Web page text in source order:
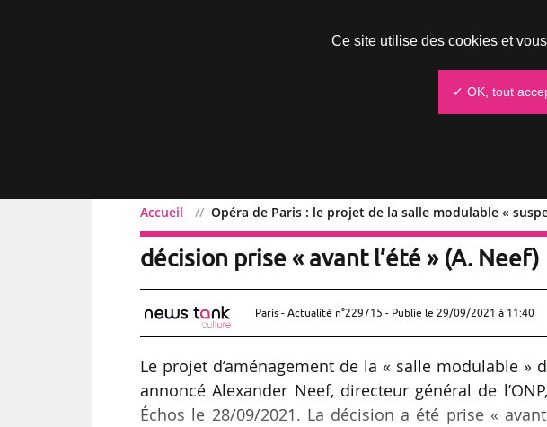
Accueil Opéra de Paris : le projet de la salle modulable «
Opéra de Paris : le projet de la salle
décision prise « avant l’été » (A. Neef)
Paris - Actualité n°229715 - Publié le 29/09/2021 à 11:40
Le projet d’aménagement de la « salle modulable »
annoncé Alexander Neef, directeur général de
Échos le 28/09/2021. La décision a été prise «
Ce site utilise des cookies et
✓ OK, tout